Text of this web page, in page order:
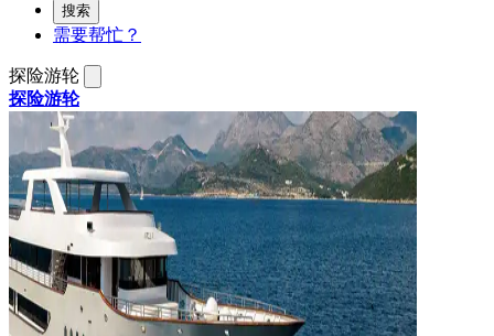
搜索
需要帮忙？
探险游轮
探险游轮